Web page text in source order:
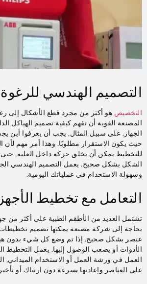
التصميم الهندسي للرغوة
التخصيص هو أكثر من مجرد قطع الأشكال إلى
المصنعة القوية أن تفهم كيفية تصميم الهياكل
الجهاز. على سبيل المثال, يجب أن يعرفوا أين
حيث يكون الاستقرار مطلوبًا. وهذا أمر مهم لأن
للتخطيط يمكن أن يخلق حركة داخل العلبة, حتى
الشكل بشكل صحيح. يعمل التصميم الهندسي
وسهولة الاستخدام في عملياتك اليومية.
التعامل مع تخطيط
تشتمل العديد من الأطقم الطبية على أكثر من
بحاجة إلى شركة مصنعة يمكنها تصميم
عنصر بشكل صحيح. إذا تم وضع كل شيء بدون
الأدوات أو يصعب الوصول إليها. يعمل التخطيط
العمل في ورشة العمل أو الاستخدام الميداني,
على العناصر وإعادتها بسرعة دون ارتباك أو تأخير